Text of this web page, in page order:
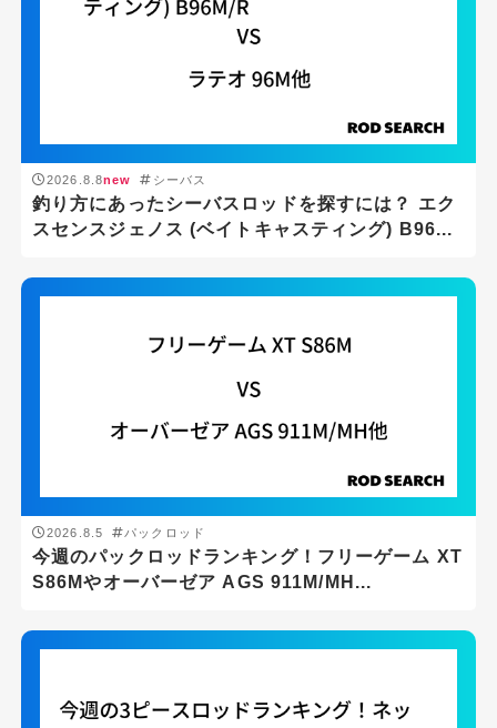
2026.8.8new シーバス
釣り方にあったシーバスロッドを探すには？ エク
スセンスジェノス (ベイトキャスティング) B96...
2026.8.5 パックロッド
今週のパックロッドランキング！フリーゲーム XT
S86Mやオーバーゼア AGS 911M/MH...